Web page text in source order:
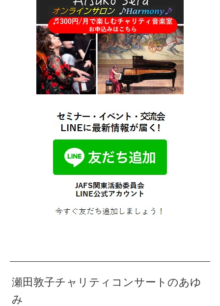
瀬田敦子チャリティコンサートのあゆ
み